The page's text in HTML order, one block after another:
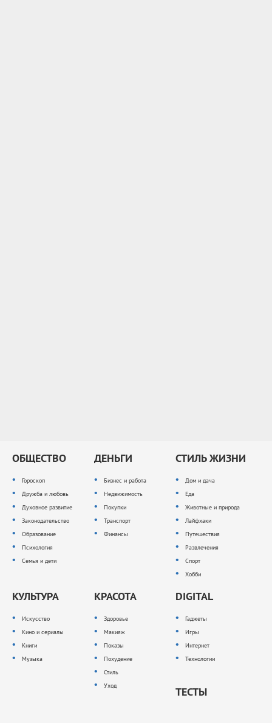
ОБЩЕСТВО
Гороскоп
Дружба и любовь
Духовное развитие
Законодательство
Образование
Психология
Семья и дети
ДЕНЬГИ
Бизнес и работа
Недвижимость
Покупки
Транспорт
Финансы
СТИЛЬ ЖИЗНИ
Дом и дача
Еда
Животные и природа
Лайфхаки
Путешествия
Развлечения
Спорт
Хобби
КУЛЬТУРА
Искусство
Кино и сериалы
Книги
Музыка
КРАСОТА
Здоровье
Макияж
Показы
Похудение
Стиль
Уход
DIGITAL
Гаджеты
Игры
Интернет
Технологии
ТЕСТЫ